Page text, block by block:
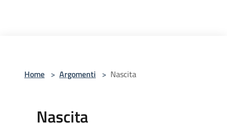
Home > Argomenti > Nascita
Nascita